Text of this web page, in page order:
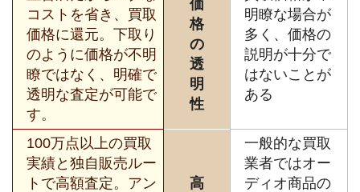
コストを省き、買取
価格に還元。下取り
のように価格が不明
瞭ではなく、明確で
透明な査定が可能で
す。
価
格
の
透
明
性
明瞭な場合が
多く、価格の
説明が十分で
はないことが
ある
100万点以上の買取
実績と独自販売ルー
トで高額査定。アン
高
一般的な買取
業者ではオー
ディオ商品の